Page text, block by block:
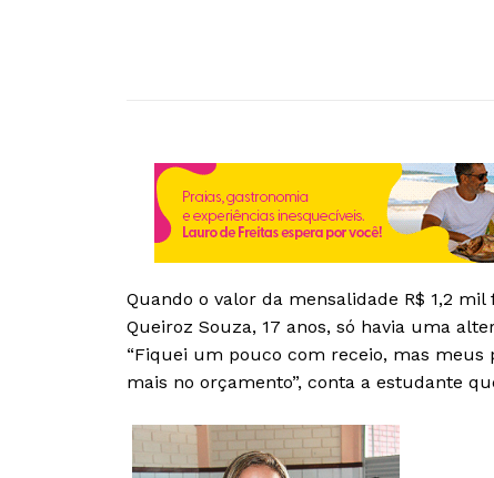
Quando o valor da mensalidade R$ 1,2
Queiroz Souza, 17 anos, só havia uma
“Fiquei um pouco com receio, mas
mais no orçamento”, conta a estudante